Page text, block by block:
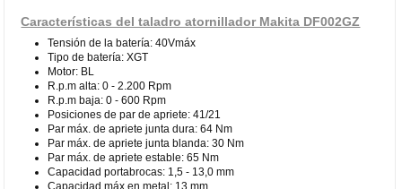
Características del taladro atornillador Makita DF002GZ
Tensión de la batería: 40Vmáx
Tipo de batería: XGT
Motor: BL
R.p.m alta: 0 - 2.200 Rpm
R.p.m baja: 0 - 600 Rpm
Posiciones de par de apriete: 41/21
Par máx. de apriete junta dura: 64 Nm
Par máx. de apriete junta blanda: 30 Nm
Par máx. de apriete estable: 65 Nm
Capacidad portabrocas: 1,5 - 13,0 mm
Capacidad máx en metal: 13 mm